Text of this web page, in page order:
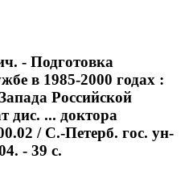
- Подготовка
в 1985-2000 годах :
Российской
дис. ... доктора
/ С.-Петерб. гос. ун-
- 39 с.